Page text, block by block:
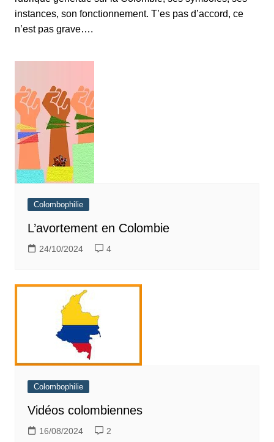
instances, son fonctionnement. T’es pas d’accord, ce
n’est pas grave….
Colombophilie
L’avortement en Colombie
24/10/2024 4
Colombophilie
Vidéos colombiennes
16/08/2024 2